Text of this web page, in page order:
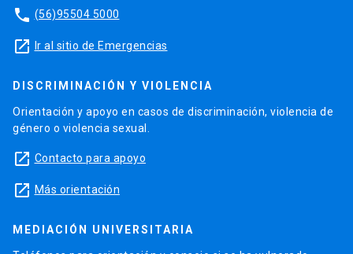
phone (56)95504 5000
launch Ir al sitio de Emergencias
DISCRIMINACIÓN Y VIOLENCIA
Orientación y apoyo en casos de discriminación, violencia de
género o violencia sexual.
launch Contacto para apoyo
launch Más orientación
MEDIACIÓN UNIVERSITARIA